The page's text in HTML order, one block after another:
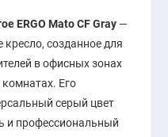
ERGO Mato CF Gray —
кресло, созданное для
в офисных зонах
Его
серый цвет
и профессиональный